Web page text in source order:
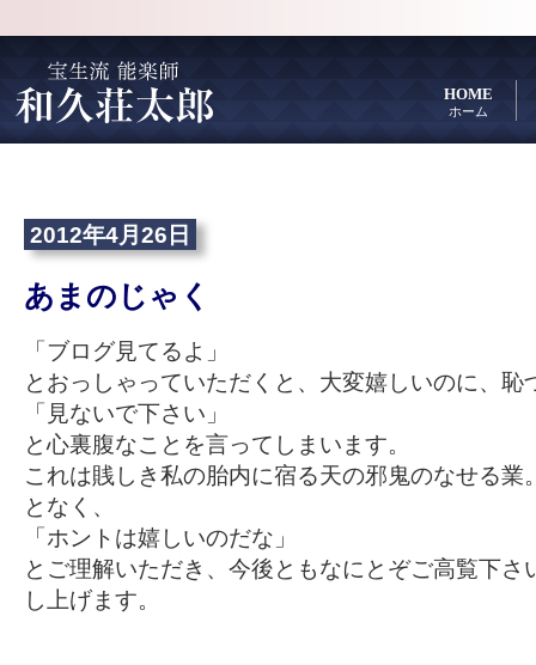
HOME
ホーム
2012年4月26日
あまのじゃく
「ブログ見てるよ」
とおっしゃっていただくと、大変嬉しいのに、恥
「見ないで下さい」
と心裏腹なことを言ってしまいます。
これは賎しき私の胎内に宿る天の邪鬼のなせる業
となく、
「ホントは嬉しいのだな」
とご理解いただき、今後ともなにとぞご高覧下さ
し上げます。